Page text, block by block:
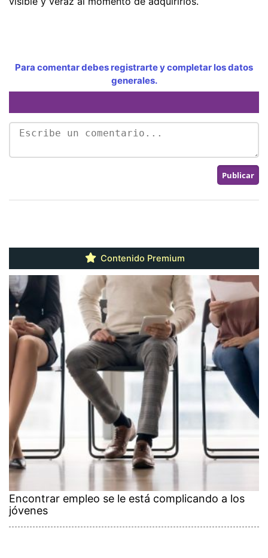
Para comentar debes registrarte y completar los datos
generales.
Contenido Premium
Encontrar empleo se le está complicando a los
jóvenes